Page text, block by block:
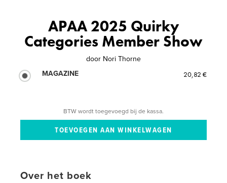
APAA 2025 Quirky
Categories Member Show
door Nori Thorne
MAGAZINE
20,82 €
BTW wordt toegevoegd bij de kassa.
Over het boek